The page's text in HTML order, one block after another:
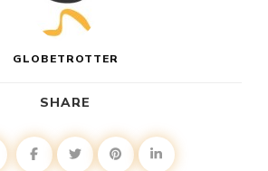
GLOBETROTTER
SHARE